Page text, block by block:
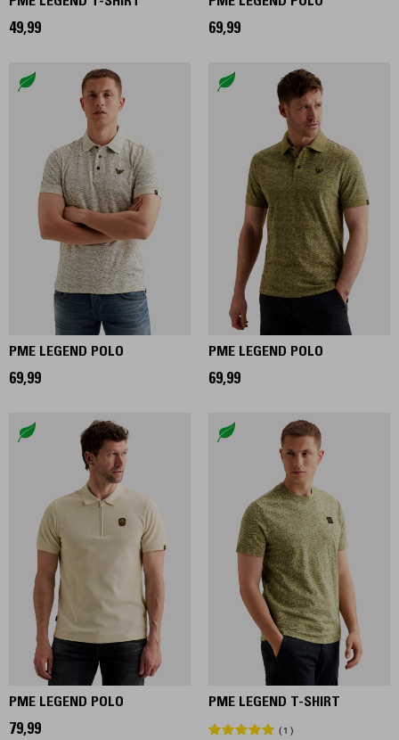
49,99 69,99
PME LEGEND POLO
69,99
PME LEGEND POLO
69,99
PME LEGEND POLO
79,99
PME LEGEND T-SHIRT
1